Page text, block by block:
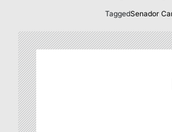
TaggedSenador